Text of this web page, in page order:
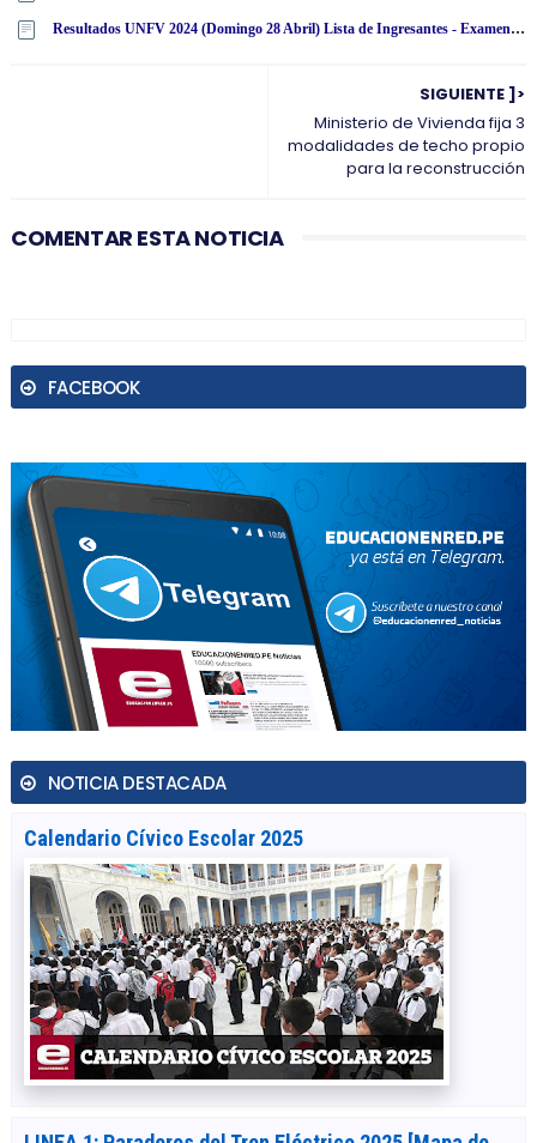
Resultados UNFV 2024 (Domingo 28 Abril) Lista de Ingresantes - Examen Admisión Ordinario y Extraordinario - Universidad Nacional Federico Villarreal - www·unfv·edu·pe
SIGUIENTE ]>
Ministerio de Vivienda fija 3
modalidades de techo propio
para la reconstrucción
COMENTAR ESTA NOTICIA
FACEBOOK
NOTICIA DESTACADA
Calendario Cívico Escolar 2025